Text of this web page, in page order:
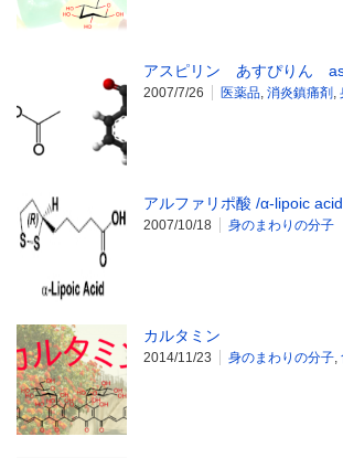
アスピリン あすぴりん
2007/7/26 医薬品, 消炎鎮痛剤 ,
アルファリポ酸 /α-lipoic acid
2007/10/18 身のまわりの分子
カルタミン
2014/11/23 身のまわりの分子,